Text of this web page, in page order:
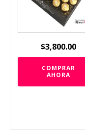
$3,800.00
COMPRAR
AHORA